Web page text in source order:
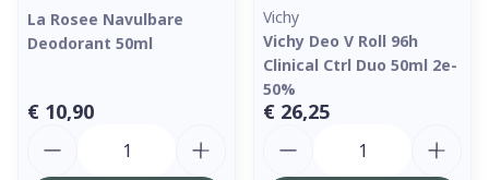
La Rosee Navulbare
Deodorant 50ml
€ 10,90
Vichy
Vichy Deo V Roll 96h
Clinical Ctrl Duo 50ml 2e-
50%
€ 26,25